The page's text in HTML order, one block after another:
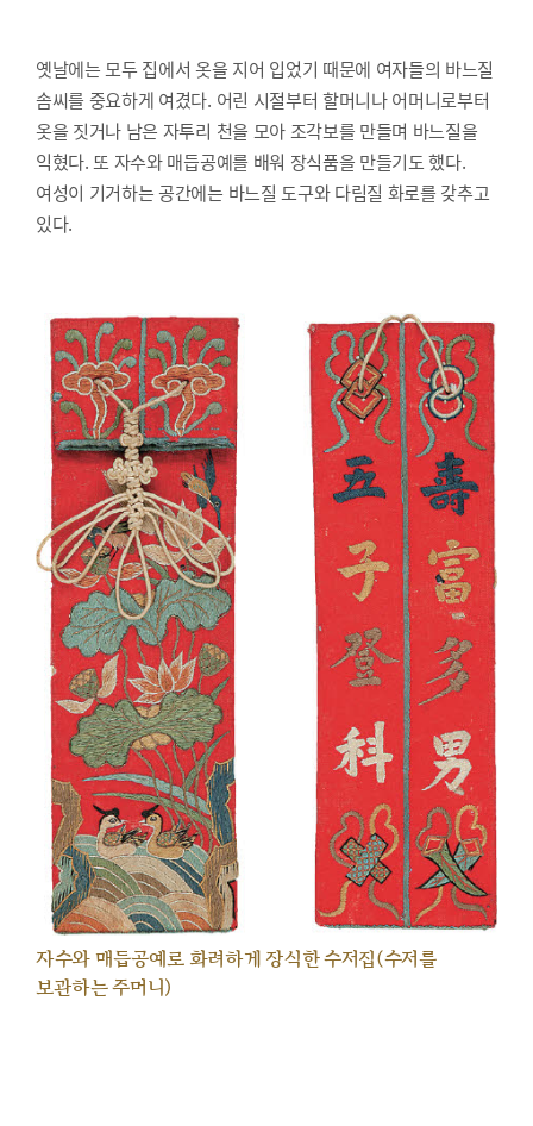
옛날에는 모두 집에서 옷을 지어 입었기 때문에 여자들의 바느질
솜씨를 중요하게 여겼다. 어린 시절부터 할머니나 어머니로부터
옷을 짓거나 남은 자투리 천을 모아 조각보를 만들며 바느질을
익혔다. 또 자수와 매듭공예를 배워 장식품을 만들기도 했다.
여성이 기거하는 공간에는 바느질 도구와 다림질 화로를 갖추고
있다.
자수와 매듭공예로 화려하게 장식한 수저집(수저를
보관하는 주머니)